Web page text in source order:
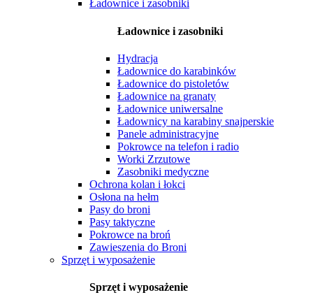
Ładownice i zasobniki
Ładownice i zasobniki
Hydracja
Ładownice do karabinków
Ładownice do pistoletów
Ładownice na granaty
Ładownice uniwersalne
Ładownicy na karabiny snajperskie
Panele administracyjne
Pokrowce na telefon i radio
Worki Zrzutowe
Zasobniki medyczne
Ochrona kolan i łokci
Osłona na hełm
Pasy do broni
Pasy taktyczne
Pokrowce na broń
Zawieszenia do Broni
Sprzęt i wyposażenie
Sprzęt i wyposażenie